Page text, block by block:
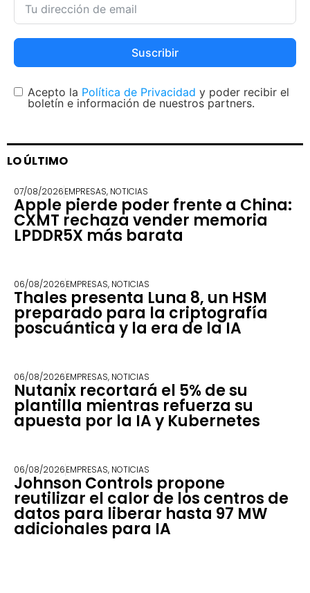
Suscribir
Acepto la Política de Privacidad y poder recibir el
boletín e información de nuestros partners.
LO ÚLTIMO
07/08/2026EMPRESAS, NOTICIAS
Apple pierde poder frente a China:
CXMT rechaza vender memoria
LPDDR5X más barata
06/08/2026EMPRESAS, NOTICIAS
Thales presenta Luna 8, un HSM
preparado para la criptografía
poscuántica y la era de la IA
06/08/2026EMPRESAS, NOTICIAS
Nutanix recortará el 5% de su
plantilla mientras refuerza su
apuesta por la IA y Kubernetes
06/08/2026EMPRESAS, NOTICIAS
Johnson Controls propone
reutilizar el calor de los centros de
datos para liberar hasta 97 MW
adicionales para IA